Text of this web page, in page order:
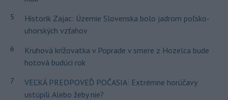
5
Historik Zajac: Územie Slovenska bolo jadrom poľsko-
uhorských vzťahov
6
Kruhová križovatka v Poprade v smere z Hozelca bude
hotová budúci rok
7
VEĽKÁ PREDPOVEĎ POČASIA: Extrémne horúčavy
ustúpili. Alebo žeby nie?